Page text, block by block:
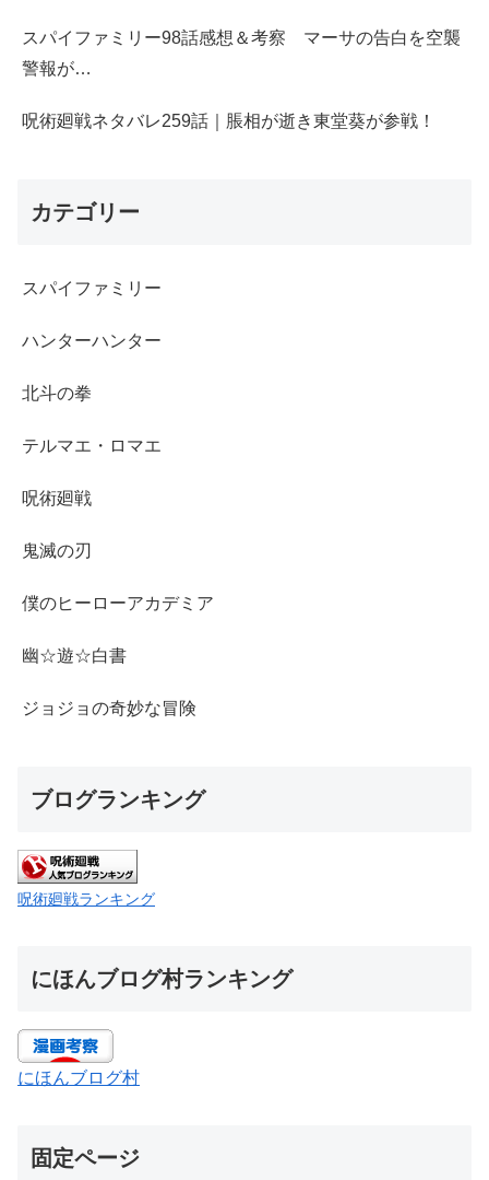
スパイファミリー98話感想＆考察 マーサの告白を空襲
警報が…
呪術廻戦ネタバレ259話｜脹相が逝き東堂葵が参戦！
カテゴリー
スパイファミリー
ハンターハンター
北斗の拳
テルマエ・ロマエ
呪術廻戦
鬼滅の刃
僕のヒーローアカデミア
幽☆遊☆白書
ジョジョの奇妙な冒険
ブログランキング
呪術廻戦ランキング
にほんブログ村ランキング
にほんブログ村
固定ページ